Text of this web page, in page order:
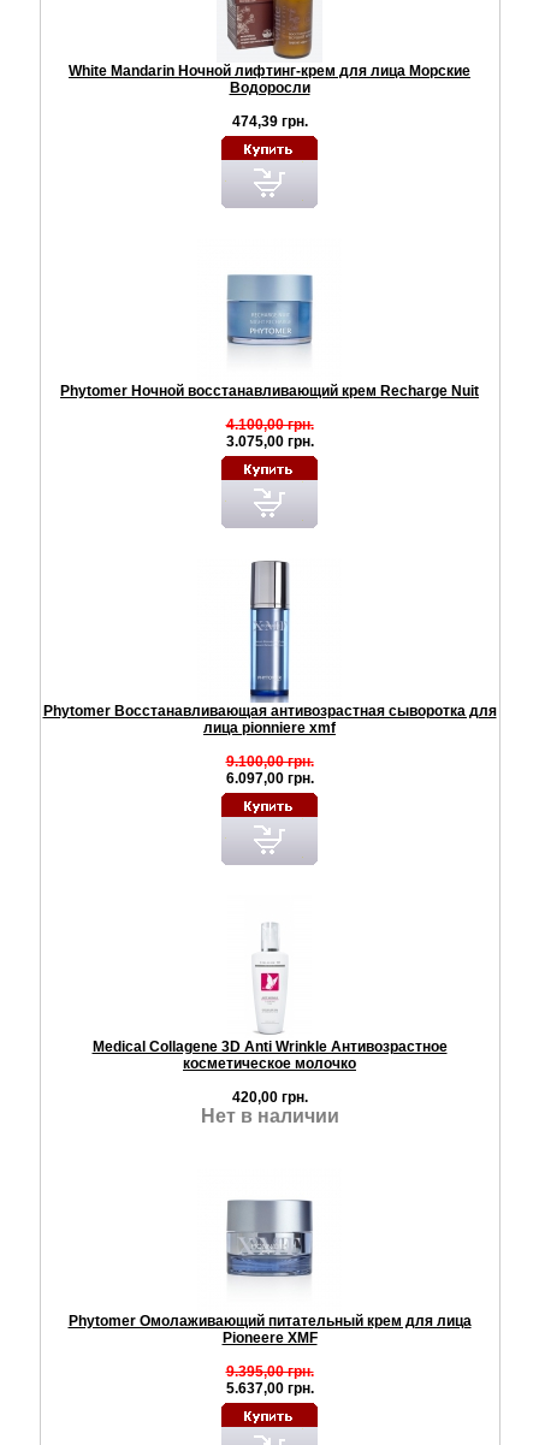
White Mandarin Ночной лифтинг-крем для лица Морские
Водоросли
474,39 грн.
Phytomer Ночной восстанавливающий крем Recharge Nuit
4.100,00 грн.
3.075,00 грн.
Phytomer Восстанавливающая антивозрастная сыворотка для
лица pionniere xmf
9.100,00 грн.
6.097,00 грн.
Medical Collagene 3D Anti Wrinkle Антивозрастное
косметическое молочко
420,00 грн.
Нет в наличии
Phytomer Омолаживающий питательный крем для лица
Pioneere XMF
9.395,00 грн.
5.637,00 грн.